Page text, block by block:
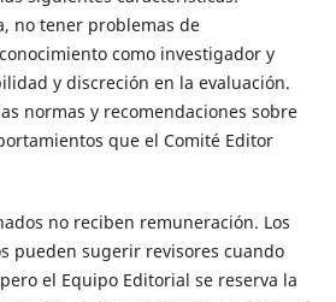
no tener problemas de
como investigador y
y discreción en la evaluación.
normas y recomendaciones sobre
que el Comité Editor
no reciben remuneración. Los
pueden sugerir revisores cuando
el Equipo Editorial se reserva la